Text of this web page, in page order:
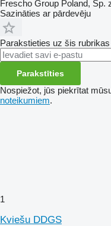
Frescho Group Poland, Sp.
Sazināties ar pārdevēju
Parakstieties uz šis
Parakstīties
Nospiežot, jūs piekrītat
noteikumiem.
1
Kviešu DDGS